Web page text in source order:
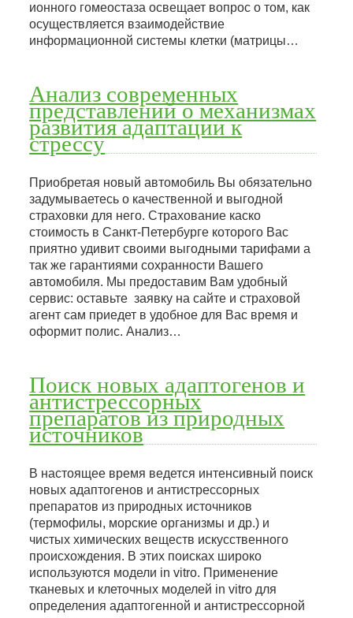
ионного гомеостаза освещает вопрос о том, как
осуществляется взаимодействие
информационной системы клетки (матрицы…
Анализ современных
представлений о механизмах
развития адаптации к
стрессу
Приобретая новый автомобиль Вы обязательно
задумываетесь о качественной и выгодной
страховки для него. Страхование каско
стоимость в Санкт-Петербурге которого Вас
приятно удивит своими выгодными тарифами а
так же гарантиями сохранности Вашего
автомобиля. Мы предоставим Вам удобный
сервис: оставьте заявку на сайте и страховой
агент сам приедет в удобное для Вас время и
оформит полис. Анализ…
Поиск новых адаптогенов и
антистрессорных
препаратов из природных
источников
В настоящее время ведется интенсивный поиск
новых адаптогенов и антистрессорных
препаратов из природных источников
(термофилы, морские организмы и др.) и
чистых химических веществ искусственного
происхождения. В этих поисках широко
используются модели in vitro. Применение
тканевых и клеточных моделей in vitro для
определения адаптогенной и антистрессорной